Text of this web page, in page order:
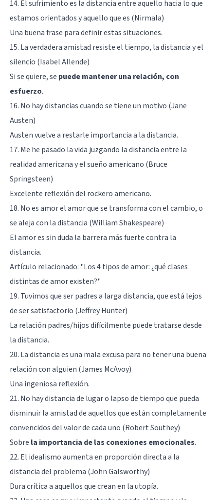
14. El sufrimiento es la distancia entre aquello hacia lo que
estamos orientados y aquello que es (Nirmala)
Una buena frase para definir estas situaciones.
15. La verdadera amistad resiste el tiempo, la distancia y el
silencio (Isabel Allende)
Si se quiere, se puede mantener una relación, con
esfuerzo.
16. No hay distancias cuando se tiene un motivo (Jane
Austen)
Austen vuelve a restarle importancia a la distancia.
17. Me he pasado la vida juzgando la distancia entre la
realidad americana y el sueño americano (Bruce
Springsteen)
Excelente reflexión del rockero americano.
18. No es amor el amor que se transforma con el cambio, o
se aleja con la distancia (William Shakespeare)
El amor es sin duda la barrera más fuerte contra la
distancia.
Artículo relacionado: "Los 4 tipos de amor: ¿qué clases
distintas de amor existen?"
19. Tuvimos que ser padres a larga distancia, que está lejos
de ser satisfactorio (Jeffrey Hunter)
La relación padres/hijos difícilmente puede tratarse desde
la distancia.
20. La distancia es una mala excusa para no tener una buena
relación con alguien (James McAvoy)
Una ingeniosa reflexión.
21. No hay distancia de lugar o lapso de tiempo que pueda
disminuir la amistad de aquellos que están completamente
convencidos del valor de cada uno (Robert Southey)
Sobre la importancia de las conexiones emocionales.
22. El idealismo aumenta en proporción directa a la
distancia del problema (John Galsworthy)
Dura crítica a aquellos que crean en la utopía.